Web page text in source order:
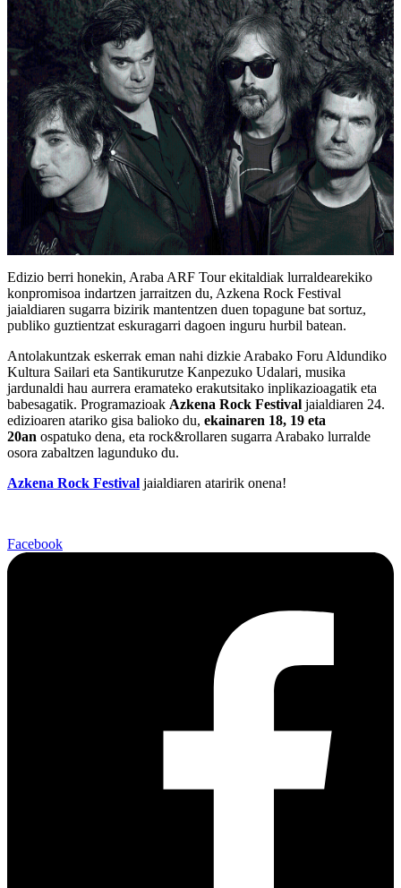
Edizio berri honekin, Araba ARF Tour ekitaldiak lurraldearekiko
konpromisoa indartzen jarraitzen du, Azkena Rock Festival
jaialdiaren sugarra bizirik mantentzen duen topagune bat sortuz,
publiko guztientzat eskuragarri dagoen inguru hurbil batean.
Antolakuntzak eskerrak eman nahi dizkie Arabako Foru Aldundiko
Kultura Sailari eta Santikurutze Kanpezuko Udalari, musika
jardunaldi hau aurrera eramateko erakutsitako inplikazioagatik eta
babesagatik. Programazioak Azkena Rock Festival jaialdiaren 24.
edizioaren atariko gisa balioko du, ekainaren 18, 19 eta
20an ospatuko dena, eta rock&rollaren sugarra Arabako lurralde
osora zabaltzen lagunduko du.
Azkena Rock Festival jaialdiaren ataririk onena!
Facebook